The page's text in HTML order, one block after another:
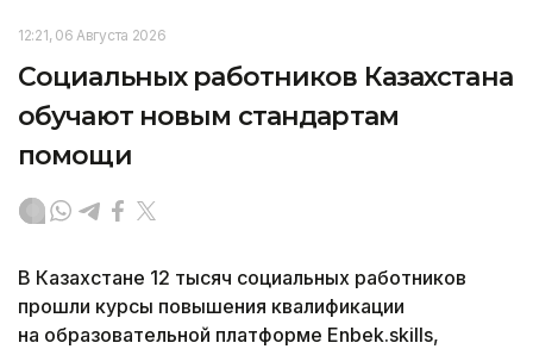
12:21, 06 Августа 2026
Социальных работников Казахстана
обучают новым стандартам
помощи
В Казахстане 12 тысяч социальных работников
прошли курсы повышения квалификации
на образовательной платформе Enbek.skills,